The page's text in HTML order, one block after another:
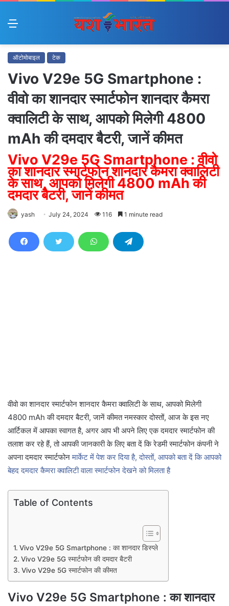
Menu
ऑटोमोबाइल टेक
Vivo V29e 5G Smartphone :
वीवो का शानदार स्मार्टफोन शानदार कैमरा
क्वालिटी के साथ, आपको मिलेगी 4800
mAh की दमदार बैटरी, जानें कीमत
Vivo V29e 5G Smartphone : वीवो
का शानदार स्मार्टफोन शानदार कैमरा क्वालिटी
के साथ, आपको मिलेगी 4800 mAh की
दमदार बैटरी, जानें कीमत
yash July 24, 2024 116 1 minute read
वीवो का शानदार स्मार्टफोन शानदार कैमरा क्वालिटी के साथ, आपको मिलेगी
4800 mAh की दमदार बैटरी, जानें कीमत नमस्कार दोस्तों, आज के इस नए
आर्टिकल में आपका स्वागत है, अगर आप भी अपने लिए एक दमदार स्मार्टफोन की
तलाश कर रहे हैं, तो आपकी जानकारी के लिए बता दें कि रेडमी स्मार्टफोन कंपनी ने
अपना दमदार स्मार्टफोनमार्केट में पेश कर दिया है, दोस्तों, आपको बता दें कि आपको
बेहद दमदार कैमरा क्वालिटी वाला स्मार्टफोन देखने को मिलता है
Table of Contents
Vivo V29e 5G Smartphone : का शानदार डिस्प्ले
Vivo V29e 5G स्मार्टफोन की दमदार बैटरी
Vivo V29e 5G स्मार्टफोन की कीमत
Vivo V29e 5G Smartphone : का शानदार